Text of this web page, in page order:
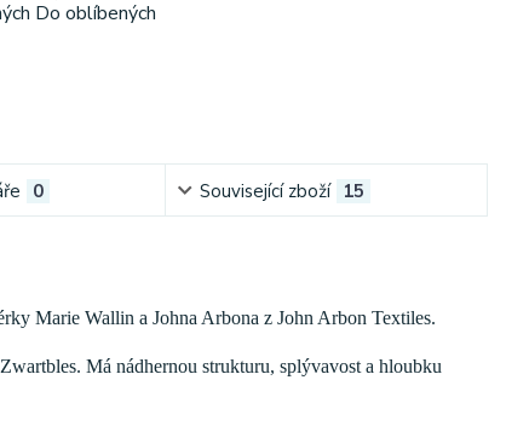
Do oblíbených
0 Související zboží 15
Marie Wallin a Johna Arbona z John Arbon Textiles.
Má nádhernou strukturu, splývavost a hloubku